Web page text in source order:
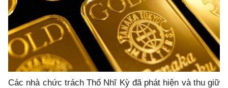
Các nhà chức trách Thổ Nhĩ Kỳ đã phát hiện và thu giữ